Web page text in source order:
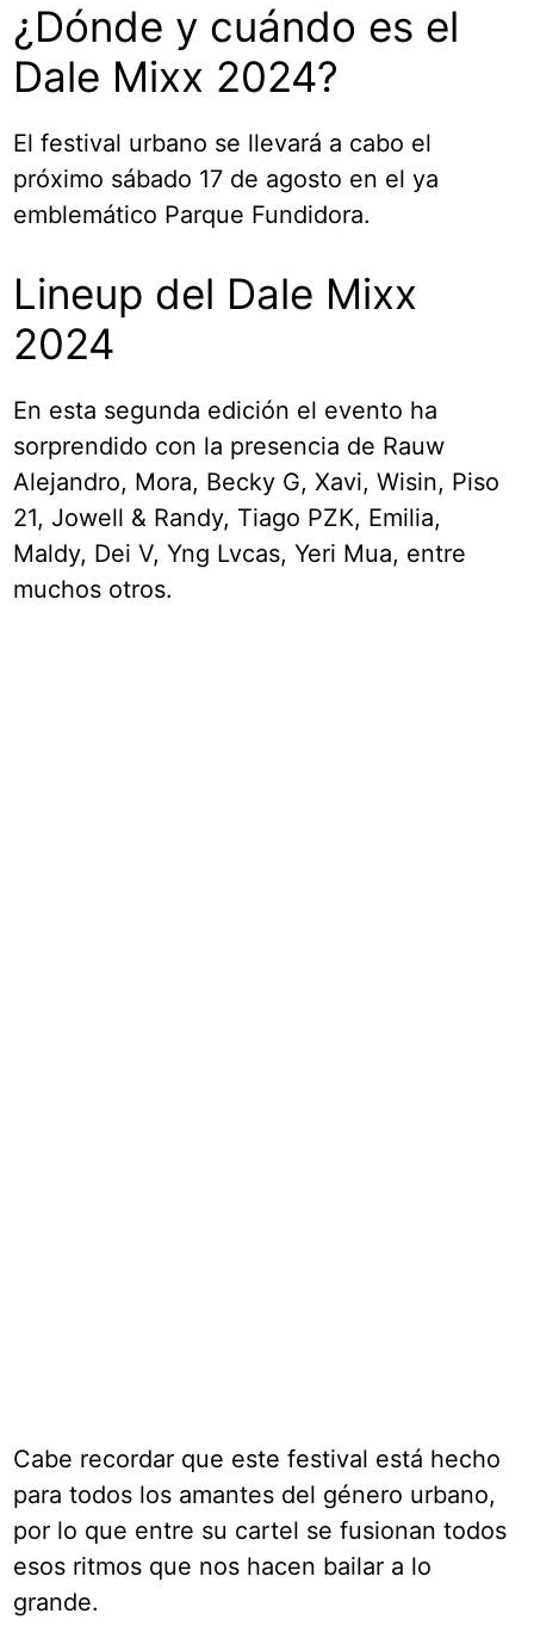
¿Dónde y cuándo es el
Dale Mixx 2024?
El festival urbano se llevará a cabo el
próximo sábado 17 de agosto en el ya
emblemático Parque Fundidora.
Lineup del Dale Mixx
2024
En esta segunda edición el evento ha
sorprendido con la presencia de Rauw
Alejandro, Mora, Becky G, Xavi, Wisin, Piso
21, Jowell & Randy, Tiago PZK, Emilia,
Maldy, Dei V, Yng Lvcas, Yeri Mua, entre
muchos otros.
Cabe recordar que este festival está hecho
para todos los amantes del género urbano,
por lo que entre su cartel se fusionan todos
esos ritmos que nos hacen bailar a lo
grande.